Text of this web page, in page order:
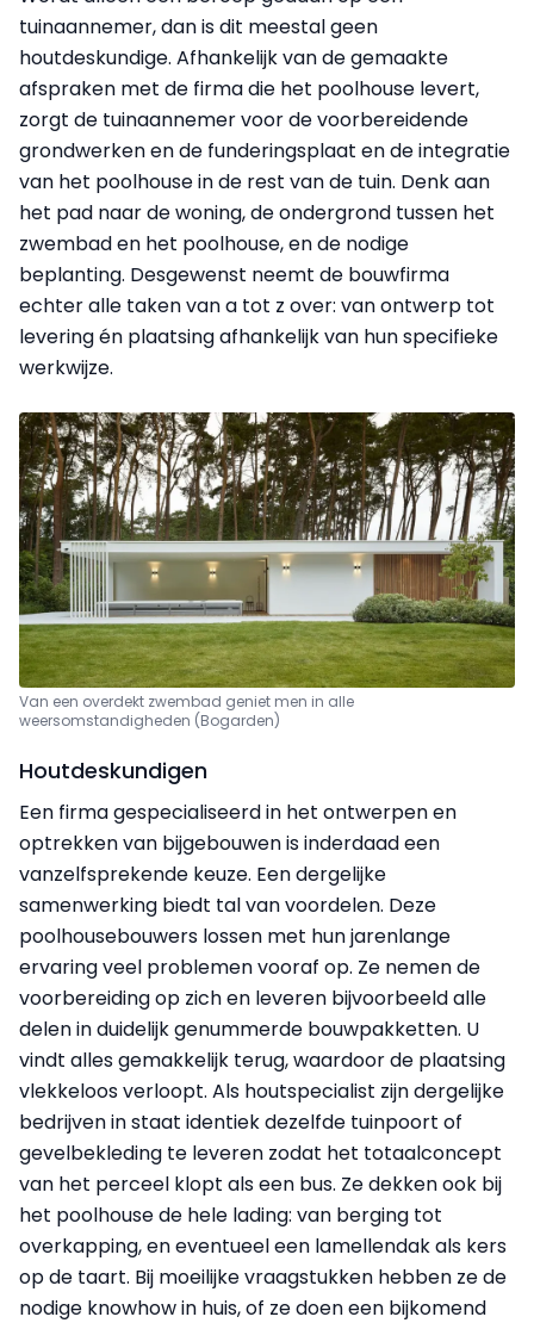
tuinaannemer, dan is dit meestal geen
houtdeskundige. Afhankelijk van de gemaakte
afspraken met de firma die het poolhouse levert,
zorgt de tuinaannemer voor de voorbereidende
grondwerken en de funderingsplaat en de integratie
van het poolhouse in de rest van de tuin. Denk aan
het pad naar de woning, de ondergrond tussen het
zwembad en het poolhouse, en de nodige
beplanting. Desgewenst neemt de bouwfirma
echter alle taken van a tot z over: van ontwerp tot
levering én plaatsing afhankelijk van hun specifieke
werkwijze.
Van een overdekt zwembad geniet men in alle
weersomstandigheden (Bogarden)
Houtdeskundigen
Een firma gespecialiseerd in het ontwerpen en
optrekken van bijgebouwen is inderdaad een
vanzelfsprekende keuze. Een dergelijke
samenwerking biedt tal van voordelen. Deze
poolhousebouwers lossen met hun jarenlange
ervaring veel problemen vooraf op. Ze nemen de
voorbereiding op zich en leveren bijvoorbeeld alle
delen in duidelijk genummerde bouwpakketten. U
vindt alles gemakkelijk terug, waardoor de plaatsing
vlekkeloos verloopt. Als houtspecialist zijn dergelijke
bedrijven in staat identiek dezelfde tuinpoort of
gevelbekleding te leveren zodat het totaalconcept
van het perceel klopt als een bus. Ze dekken ook bij
het poolhouse de hele lading: van berging tot
overkapping, en eventueel een lamellendak als kers
op de taart. Bij moeilijke vraagstukken hebben ze de
nodige knowhow in huis, of ze doen een bijkomend